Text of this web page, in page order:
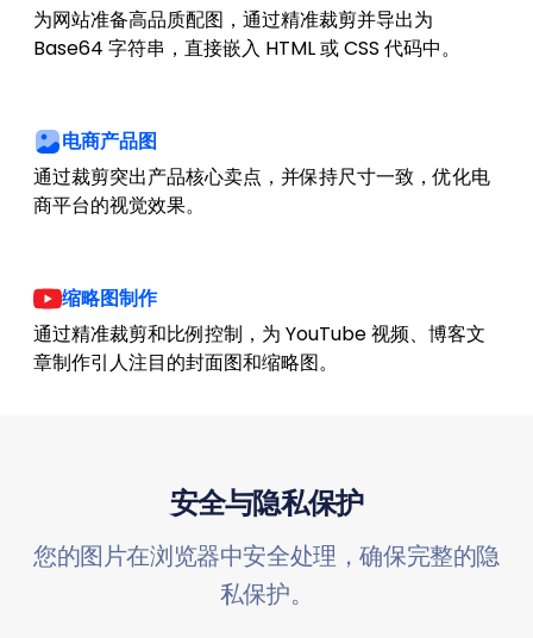
为网站准备高品质配图，通过精准裁剪并导出为
Base64 字符串，直接嵌入 HTML 或 CSS 代码中。
电商产品图
通过裁剪突出产品核心卖点，并保持尺寸一致，优化电
商平台的视觉效果。
缩略图制作
通过精准裁剪和比例控制，为 YouTube 视频、博客文
章制作引人注目的封面图和缩略图。
安全与隐私保护
您的图片在浏览器中安全处理，确保完整的隐
私保护。